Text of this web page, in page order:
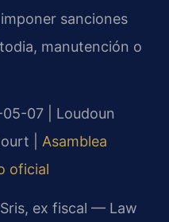
sanciones
manutención o
07 | Loudoun
| Asamblea
oficial
ex fiscal — Law